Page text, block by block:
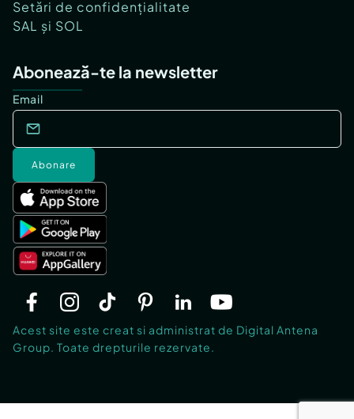
Setări de confidențialitate
SAL și SOL
Abonează-te la newsletter
Email
Abonare
Acest site este creat si administrat de Digital Antena
Group. Toate drepturile rezervate.